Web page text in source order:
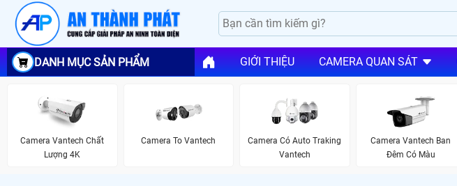
DANH MỤC SẢN PHẨM GIỚI THIỆU CAMERA QUAN SÁT
Camera Vantech Chất
Lượng 4K
Camera To Vantech
Camera Có Auto Traking
Vantech
Camera Vantech Ban
Đêm Có Màu